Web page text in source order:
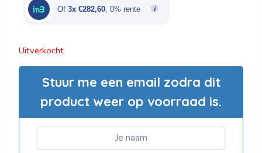
€1.413,00.€847,80.
Of 3x €282,60, 0% rente
Uitverkocht
Stuur me een email zodra dit
product weer op voorraad is.